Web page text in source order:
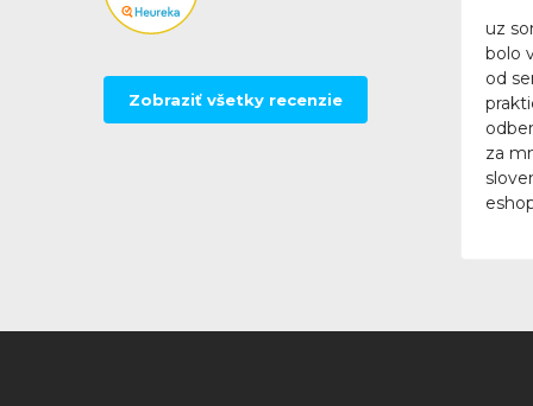
Zobraziť všetky recenzie
uz
bolo
od
za